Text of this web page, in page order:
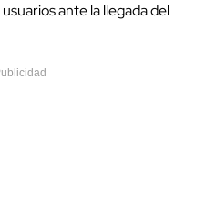
ante la llegada del